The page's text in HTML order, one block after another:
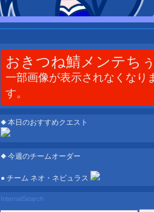
おきつね鯖メンテち
一部画像が表示されなくなり
す。
◆ 本日のおすすめクエスト
◆ 今週のチームオーダー
● チーム ネオ・ネビュラス
InternalSearch